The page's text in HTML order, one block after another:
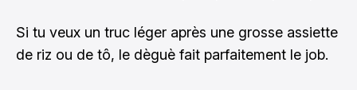
Si tu veux un truc léger après une grosse assiette
de riz ou de tô, le dèguè fait parfaitement le job.